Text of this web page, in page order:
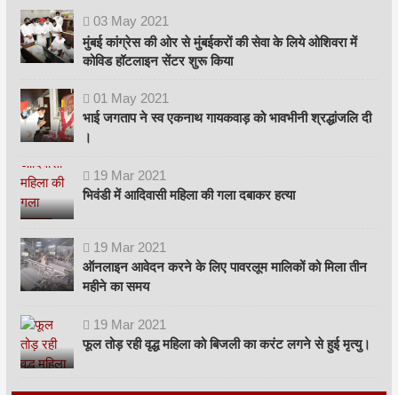
03 May 2021
मुंबई कांग्रेस की ओर से मुंबईकरों की सेवा के लिये ओशिवरा में
कोविड हॉटलाइन सेंटर शुरू किया
01 May 2021
भाई जगताप ने स्व एकनाथ गायकवाड़ को भावभीनी श्रद्धांजलि दी
।
19 Mar 2021
भिवंडी में आदिवासी महिला की गला दबाकर हत्या
19 Mar 2021
ऑनलाइन आवेदन करने के लिए पावरलूम मालिकों को मिला तीन
महीने का समय
19 Mar 2021
फूल तोड़ रही वृद्ध महिला को बिजली का करंट लगने से हुई मृत्यु।